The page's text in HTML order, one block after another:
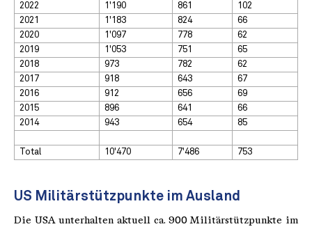
2022
1'190 861
102
2021
1'183 824
66
2020
1'097 778
62
2019
1'053 751
65
2018
973 782
62
2017
918 643
67
2016
912 656
69
2015
896 641
66
2014
943 654 85
Total 10'470 7'486 753
US Militärstützpunkte im Ausland
Die USA unterhalten aktuell ca. 900 Militärstützpunkte im